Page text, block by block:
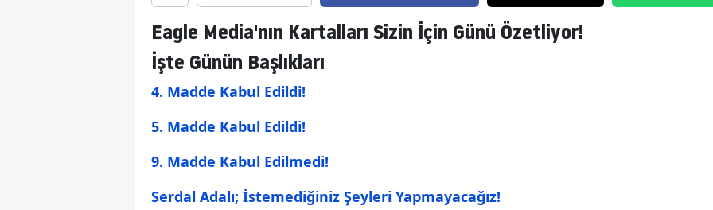
Eagle Media'nın Kartalları Sizin İçin Günü Özetliyor!
İşte Günün Başlıkları
4. Madde Kabul Edildi!
5. Madde Kabul Edildi!
9. Madde Kabul Edilmedi!
Serdal Adalı; İstemediğiniz Şeyleri Yapmayacağız!